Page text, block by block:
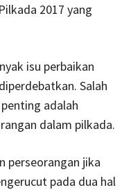
2017 yang
isu perbaikan
Salah
adalah
dalam pilkada.
perseorangan jika
pada dua hal